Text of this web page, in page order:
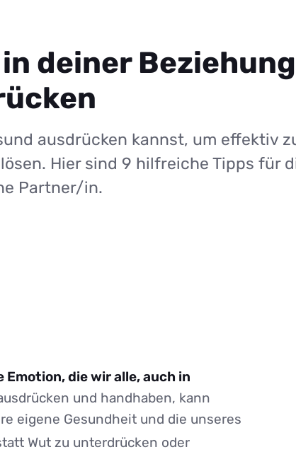
deiner Beziehung
ausdrücken kannst, um effektiv
Hier sind 9 hilfreiche Tipps für
Partner/in.
die wir alle, auch in
und handhaben, kann
eigene Gesundheit und die unseres
Wut zu unterdrücken oder